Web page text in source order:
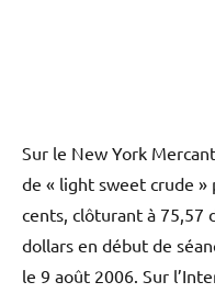
Sur le New York
de « light sweet crude »
cents, clôturant à 75,57
dollars en début de
le 9 août 2006. Sur